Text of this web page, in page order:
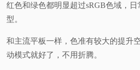
红色和绿色都明显超过sRGB色域，
型。
和主流平板一样，色准有较大的提升
动模式就好了，不用折腾。